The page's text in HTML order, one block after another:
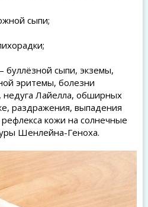
сыпи;
буллёзной сыпи, экземы,
эритемы, болезни
Лайелла, обширных
раздражения, выпадения
рефлекса кожи на солнечные
Шенлейна-Геноха.